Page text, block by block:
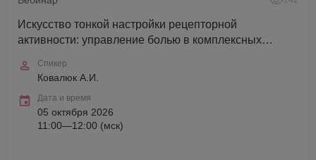
Искусство тонкой настройки рецепторной
активности: управление болью в комплексных
Спикер
Ковалюк А.И.
Дата и время
05 октября 2026
11:00—12:00 (мск)